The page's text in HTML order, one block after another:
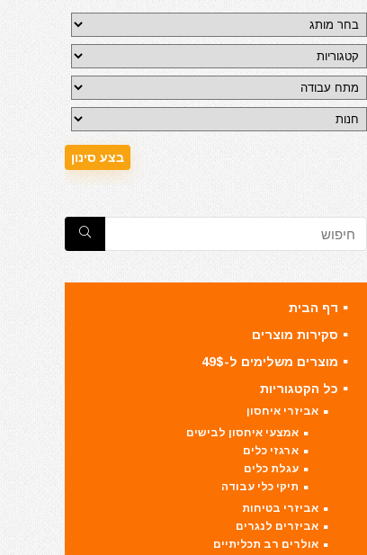
דף הבית
סקירות מוצרים
מוצרים משלימים ל-49$
כל הקטגוריות
אביזרי איחסון
אמצעי איחסון לבישים
ארגזי כלים
עגלת כלים
תיקי כלי עבודה
אביזרי בטיחות
אביזרים לנגרים
אולרים רב תכליתיים